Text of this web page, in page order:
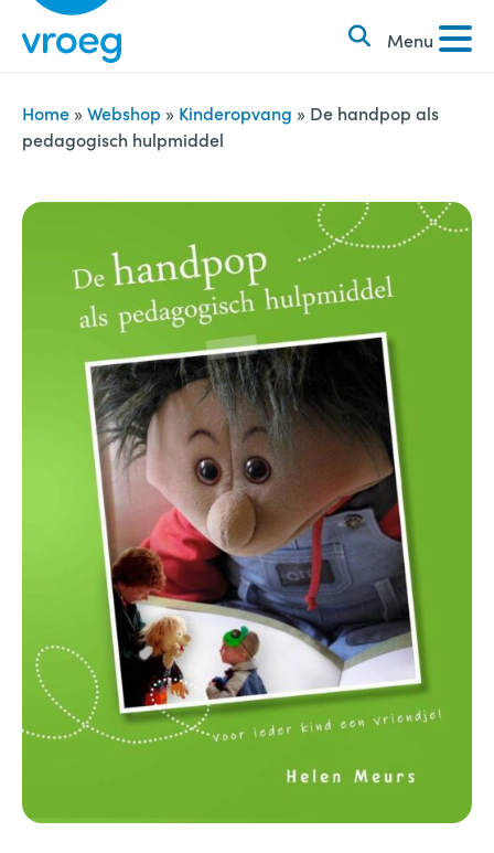
i
Menu
k
e
n
n
a
r
Home » Webshop » Kinderopvang » De handpop als
pedagogisch hulpmiddel